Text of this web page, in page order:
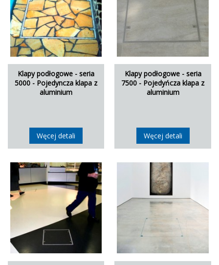
Klapy podłogowe - seria
5000 - Pojedyncza klapa z
aluminium
Węcej detali
Klapy podłogowe - seria
7500 - Pojedyńcza klapa z
aluminium
Węcej detali